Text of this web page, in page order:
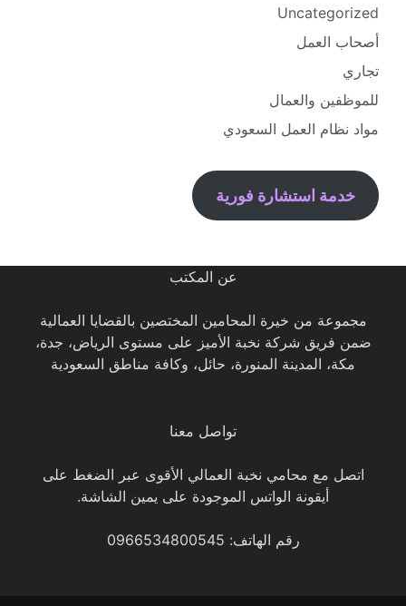
Uncategorized
أصحاب العمل
تجاري
للموظفين والعمال
مواد نظام العمل السعودي
خدمة استشارة فورية
عن المكتب
مجموعة من خيرة المحامين المختصين بالقضايا العمالية
ضمن فريق شركة نخبة الأميز على مستوى الرياض، جدة،
مكة، المدينة المنورة، حائل، وكافة مناطق السعودية
تواصل معنا
اتصل مع محامي نخبة العمالي الأقوى عبر الضغط على
أيقونة الواتس الموجودة على يمين الشاشة.
رقم الهاتف: 0966534800545